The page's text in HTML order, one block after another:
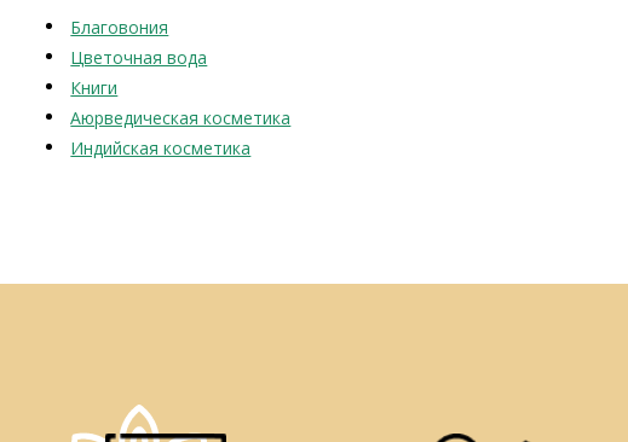
Благовония
Цветочная вода
Книги
Аюрведическая косметика
Индийская косметика